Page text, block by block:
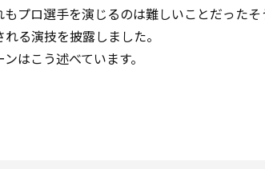
プロ選手を演じるのは難しいことだった
る演技を披露しました。
はこう述べています。